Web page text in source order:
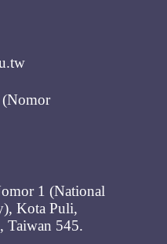
1 (National
Kota Puli,
Taiwan 545.